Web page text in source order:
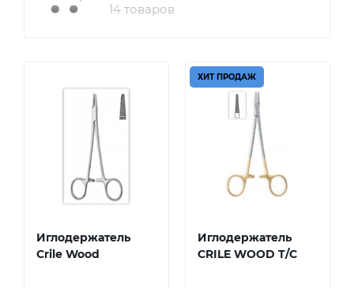
14 товаров
Иглодержатель
Crile Wood
ХИТ ПРОДАЖ
Иглодержатель
CRILE WOOD T/C